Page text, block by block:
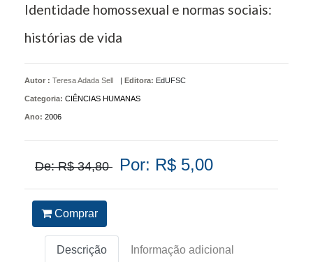
Identidade homossexual e normas sociais:
histórias de vida
Autor : Teresa Adada Sell Editora: EdUFSC
Categoria: CIÊNCIAS HUMANAS
Ano: 2006
De: R$ 34,80 Por: R$ 5,00
Comprar
Descrição Informação adicional